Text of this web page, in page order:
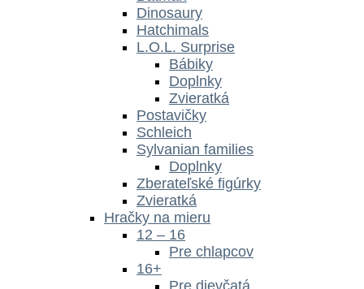
Dinosaury
Hatchimals
L.O.L. Surprise
Bábiky
Doplnky
Zvieratká
Postavičky
Schleich
Sylvanian families
Doplnky
Zberateľské figúrky
Zvieratká
Hračky na mieru
12 – 16
Pre chlapcov
16+
Pre dievčatá